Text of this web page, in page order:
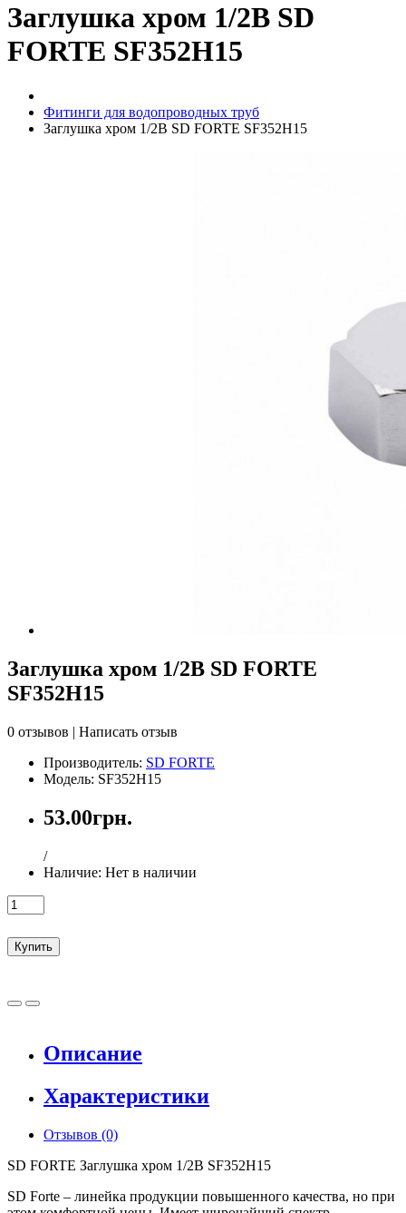
Заглушка хром 1/2В SD
FORTE SF352H15
Фитинги для водопроводных труб
Заглушка хром 1/2В SD FORTE SF352H15
Заглушка хром 1/2В SD FORTE
SF352H15
0 отзывов | Написать отзыв
Производитель: SD FORTE
Модель: SF352H15
53.00грн.
/
Наличие: Нет в наличии
Купить
Описание
Характеристики
Отзывов (0)
SD FORTE Заглушка хром 1/2В SF352H15
SD Forte – линейка продукции повышенного качества, но при